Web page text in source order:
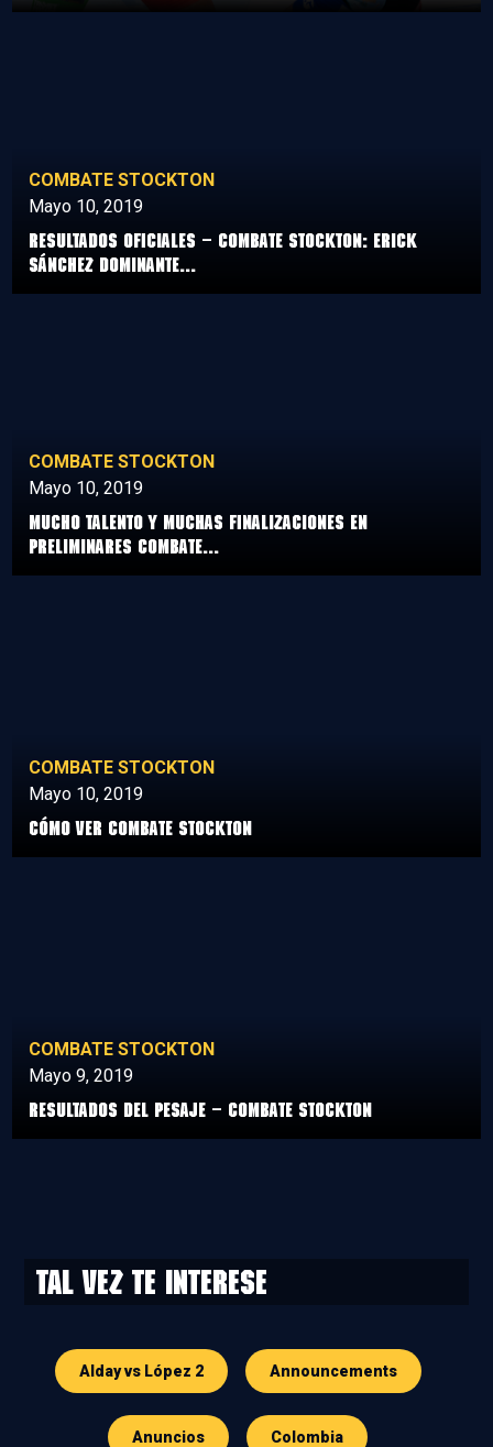
COMBATE STOCKTON
Mayo 10, 2019
Resultados Oficiales – Combate Stockton: Erick
Sánchez dominante...
COMBATE STOCKTON
Mayo 10, 2019
Mucho talento y muchas finalizaciones en
preliminares Combate...
COMBATE STOCKTON
Mayo 10, 2019
Cómo ver Combate Stockton
COMBATE STOCKTON
Mayo 9, 2019
Resultados del Pesaje – Combate Stockton
Tal vez te interese
Alday vs López 2 Announcements
Anuncios Colombia